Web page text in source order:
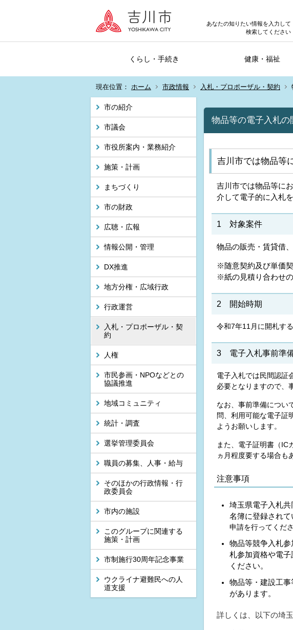
あなたの知りたい情報を入力して
検索してください
くらし・手続き 健康・福祉
現在位置： ホーム 市政情報 入札・プロポーザル・契約
市の紹介
市議会
市役所案内・業務紹介
施策・計画
まちづくり
市の財政
広聴・広報
情報公開・管理
DX推進
地方分権・広域行政
行政運営
入札・プロポーザル・契
約
人権
市民参画・NPOなどとの
協議推進
地域コミュニティ
統計・調査
選挙管理委員会
職員の募集、人事・給与
そのほかの行政情報・行
政委員会
市内の施設
このグループに関連する
施策・計画
市制施行30周年記念事業
ウクライナ避難民への人
道支援
物品等の電子入札の
吉川市では物品等
吉川市では物品等に
介して電子的に入札
1 対象案件
物品の販売・賃貸借
※随意契約及び単価
※紙の見積り合わせ
2 開始時期
令和7年11月に開札す
3 電子入札事前準
電子入札では民間認証
必要となりますので、
なお、事前準備につい
問、利用可能な電子証
ようお願いします。
また、電子証明書（IC
ヵ月程度要する場合も
注意事項
埼玉県電子入札
名簿に登録されて
申請を行ってくださ
物品等競争入札
札参加資格や電
ください。
物品等・建設工
があります。
詳しくは、以下の埼